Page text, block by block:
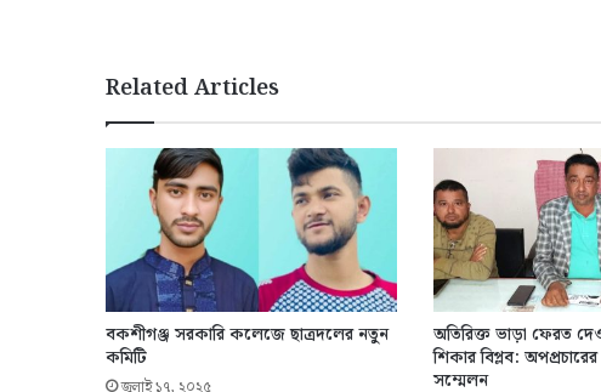
Related Articles
বকশীগঞ্জ সরকারি কলেজে ছাত্রদলের নতুন
কমিটি
অতিরিক্ত ভাড়া ফেরত
শিকার বিপ্লব:
সম্মেলন